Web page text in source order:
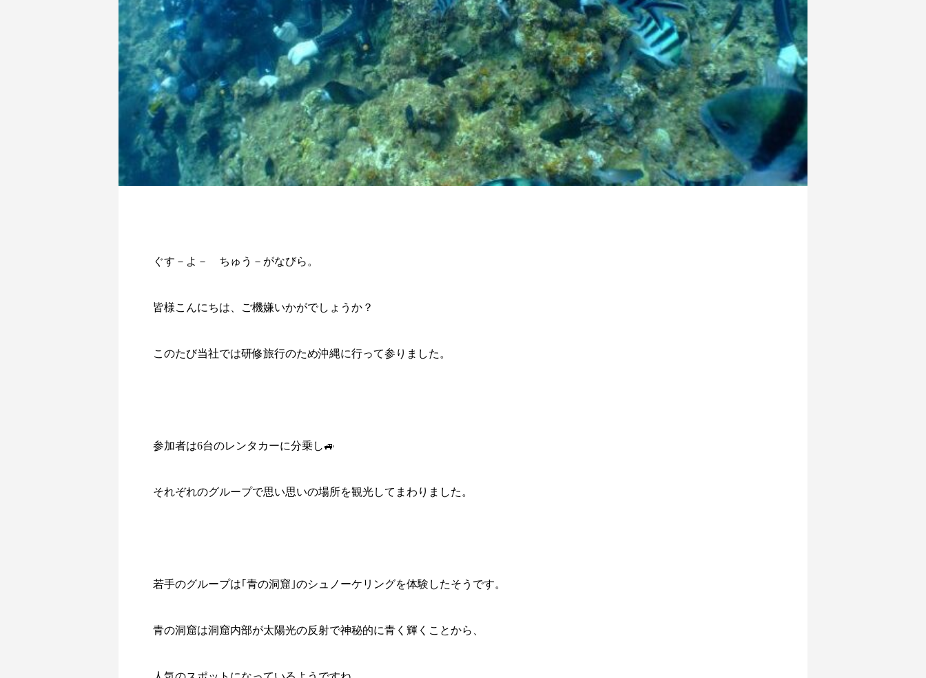
ぐす－よ－ ちゅう－がなびら。
皆様こんにちは、ご機嫌いかがでしょうか？
このたび当社では研修旅行のため沖縄に行って参りました。
参加者は6台のレンタカーに分乗し🚙
それぞれのグループで思い思いの場所を観光してまわりました。
若手のグループは｢青の洞窟｣のシュノーケリングを体験したそうです。
青の洞窟は洞窟内部が太陽光の反射で神秘的に青く輝くことから、